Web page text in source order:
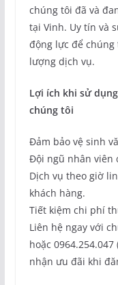
chúng tôi đã và
tại Vinh. Uy tín và
động lực để chúng
lượng dịch vụ.
Lợi ích khi sử
chúng tôi
Đảm bảo vệ sinh
Đội ngũ nhân viên
Dịch vụ theo giờ
khách hàng.
Tiết kiệm chi phí
Liên hệ ngay với
hoặc
nhận ưu đãi khi